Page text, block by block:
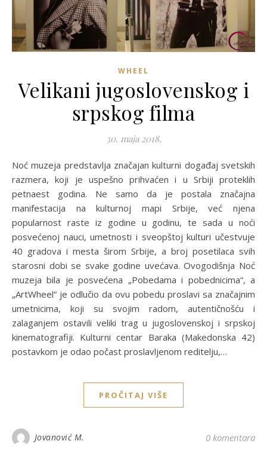
WHEEL
Velikani jugoslovenskog i
srpskog filma
30. maja 2018.
Noć muzeja predstavlja značajan kulturni događaj svetskih
razmera, koji je uspešno prihvaćen i u Srbiji proteklih
petnaest godina. Ne samo da je postala značajna
manifestacija na kulturnoj mapi Srbije, već njena
popularnost raste iz godine u godinu, te sada u noći
posvećenoj nauci, umetnosti i sveopštoj kulturi učestvuje
40 gradova i mesta širom Srbije, a broj posetilaca svih
starosni dobi se svake godine uvećava. Ovogodišnja Noć
muzeja bila je posvećena „Pobedama i pobednicima“, a
„ArtWheel“ je odlučio da ovu pobedu proslavi sa značajnim
umetnicima, koji su svojim radom, autentičnošću i
zalaganjem ostavili veliki trag u jugoslovenskoj i srpskoj
kinematografiji. Kulturni centar Baraka (Makedonska 42)
postavkom je odao počast proslavljenom reditelju,…
PROČITAJ VIŠE
Jovanović M. 0 komentara